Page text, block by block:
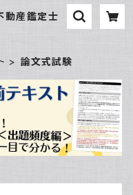
動産鑑定士
論文式試験